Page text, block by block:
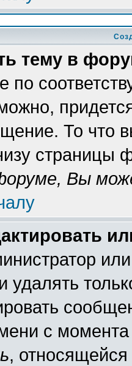
тему в
по
То что
страницы
Вы
удалять
с
,